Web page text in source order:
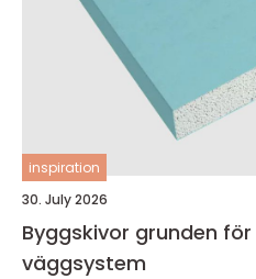
inspiration
30. July 2026
Byggskivor grunden för hållbara och smarta
väggsystem